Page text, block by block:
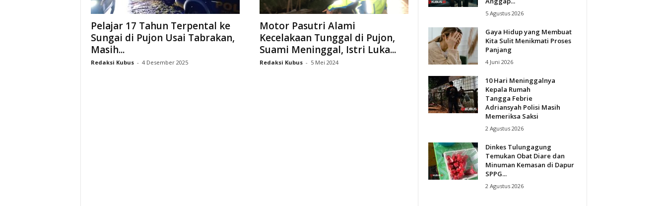
Pelajar 17 Tahun Terpental ke
Sungai di Pujon Usai Tabrakan,
Masih...
Redaksi Kubus - 4 Desember 2025
Motor Pasutri Alami
Kecelakaan Tunggal di Pujon,
Suami Meninggal, Istri Luka...
Redaksi Kubus - 5 Mei 2024
5 Agustus 2026
Gaya Hidup yang Membuat
Kita Sulit Menikmati Proses
Panjang
4 Juni 2026
10 Hari Meninggalnya
Kepala Rumah
Tangga Febrie
Adriansyah Polisi Masih
Memeriksa Saksi
2 Agustus 2026
Dinkes Tulungagung
Temukan Obat Diare dan
Minuman Kemasan di Dapur
SPPG...
2 Agustus 2026